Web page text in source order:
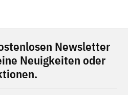
Newsletter
Neuigkeiten oder